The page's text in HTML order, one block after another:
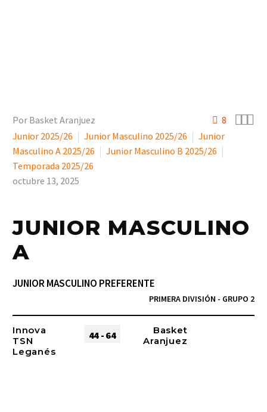
8 
Por Basket Aranjuez
Junior 2025/26
Junior Masculino 2025/26
Junior
Masculino A 2025/26
Junior Masculino B 2025/26
Temporada 2025/26
octubre 13, 2025
JUNIOR MASCULINO
A
JUNIOR MASCULINO PREFERENTE
PRIMERA DIVISIÓN - GRUPO 2
Innova
TSN
Leganés
44 - 64
Basket
Aranjuez